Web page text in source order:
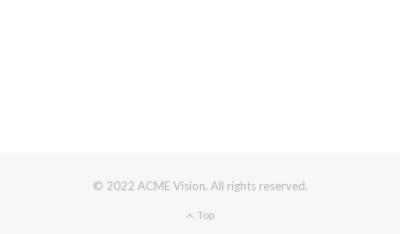
© 2022 ACME Vision. All rights reserved.
Top